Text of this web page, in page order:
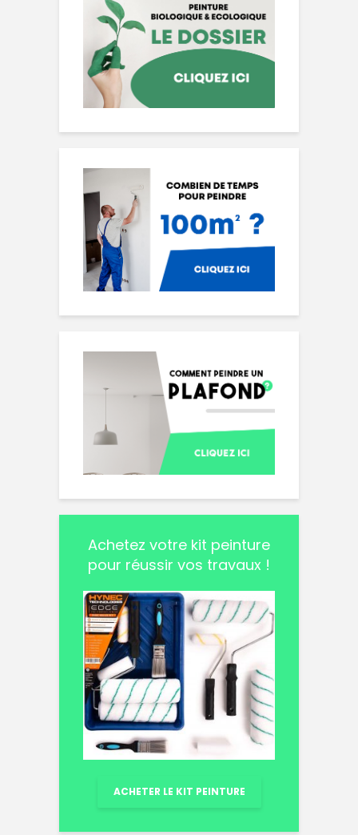
Achetez votre kit peinture
pour réussir vos travaux !
ACHETER LE KIT PEINTURE